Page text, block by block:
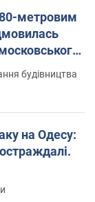
метровим
будівництва
на Одесу: